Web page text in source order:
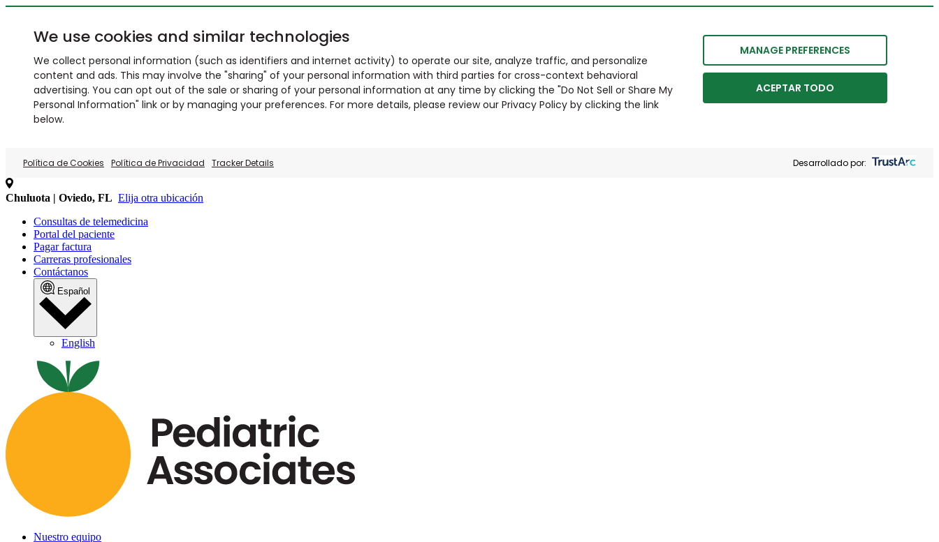
We use cookies and similar technologies
We collect personal information (such as identifiers and internet activity) to operate our site, analyze traffic, and personalize
content and ads. This may involve the "sharing" of your personal information with third parties for cross-context behavioral
advertising. You can opt out of the sale or sharing of your personal information at any time by clicking the "Do Not Sell or Share My
Personal Information" link or by managing your preferences. For more details, please review our Privacy Policy by clicking the link
below.
MANAGE PREFERENCES
ACEPTAR TODO
Política de Cookies Política de Privacidad Tracker Details Desarrollado por:
Chuluota | Oviedo, FL Elija otra ubicación
Consultas de telemedicina
Portal del paciente
Pagar factura
Carreras profesionales
Contáctanos
Español
English
Nuestro equipo